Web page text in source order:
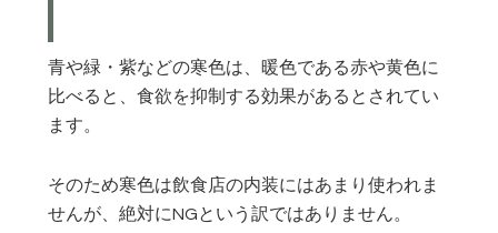
青や緑・紫などの寒色は、暖色である赤や黄色に
比べると、食欲を抑制する効果があるとされてい
ます。
そのため寒色は飲食店の内装にはあまり使われま
せんが、絶対にNGという訳ではありません。